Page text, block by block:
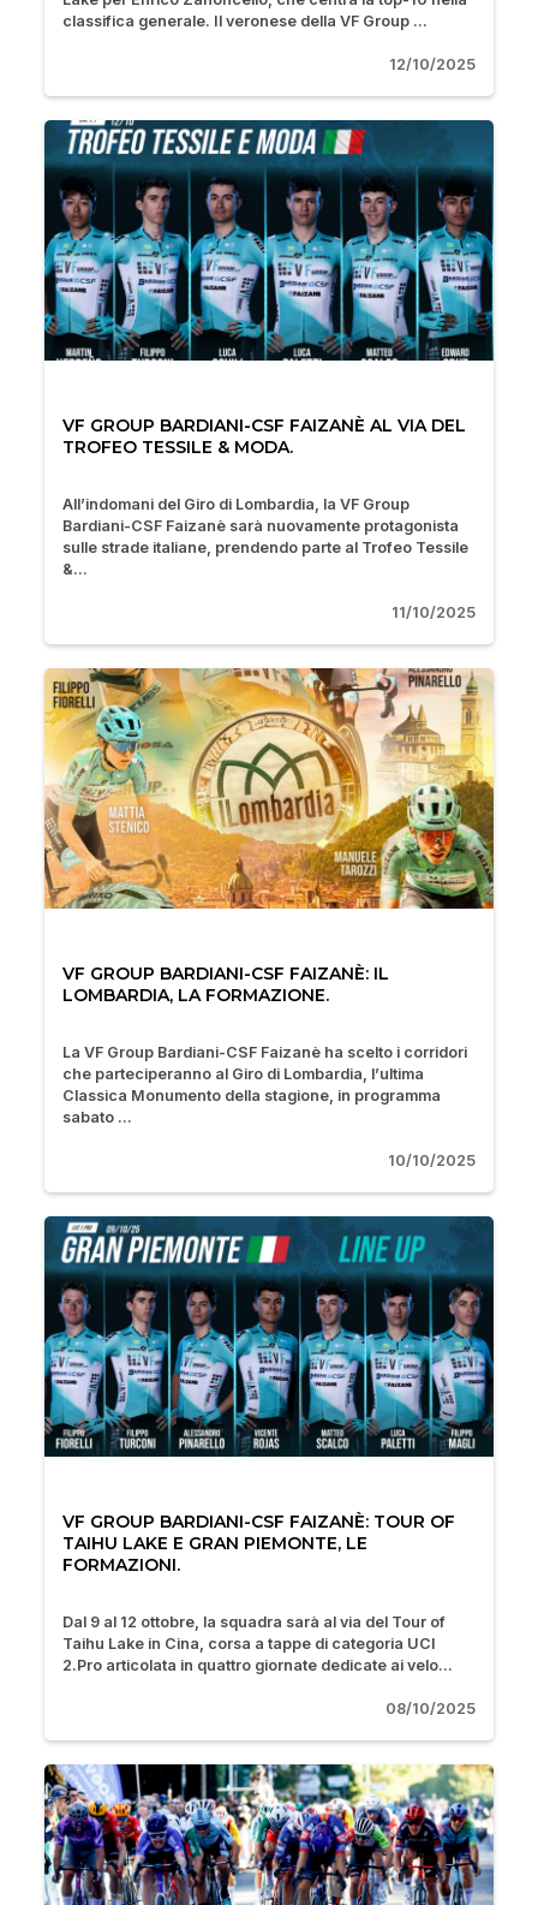
classifica generale. Il veronese della VF Group ...
12/10/2025
VF GROUP BARDIANI-CSF FAIZANÈ AL VIA DEL
TROFEO TESSILE & MODA.
All’indomani del Giro di Lombardia, la VF Group
Bardiani-CSF Faizanè sarà nuovamente protagonista
sulle strade italiane, prendendo parte al Trofeo Tessile
&...
11/10/2025
VF GROUP BARDIANI-CSF FAIZANÈ: IL
LOMBARDIA, LA FORMAZIONE.
La VF Group Bardiani-CSF Faizanè ha scelto i corridori
che parteciperanno al Giro di Lombardia, l’ultima
Classica Monumento della stagione, in programma
sabato ...
10/10/2025
VF GROUP BARDIANI-CSF FAIZANÈ: TOUR OF
TAIHU LAKE E GRAN PIEMONTE, LE
FORMAZIONI.
Dal 9 al 12 ottobre, la squadra sarà al via del Tour of
Taihu Lake in Cina, corsa a tappe di categoria UCI
2.Pro articolata in quattro giornate dedicate ai velo...
08/10/2025